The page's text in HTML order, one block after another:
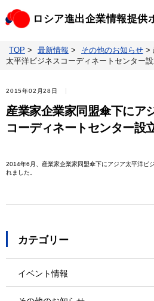
ロシア進出企業情報提供
TOP
ビジネスニュースクリップ
ロシア情報データベース
TOP > 最新情報 > その他のお知らせ >
太平洋ビジネスコーディネートセンター
2015年02月28日
産業家企業家同盟傘下にア
コーディネートセンター設
2014年6月、産業家企業家同盟傘下にアジア太平洋ビ
れました。
カテゴリー
イベント情報